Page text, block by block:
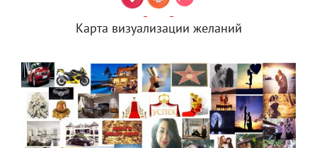
Карта визуализации желаний